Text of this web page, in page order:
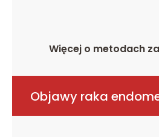
Więcej o metodach
o Metody
Objawy raka